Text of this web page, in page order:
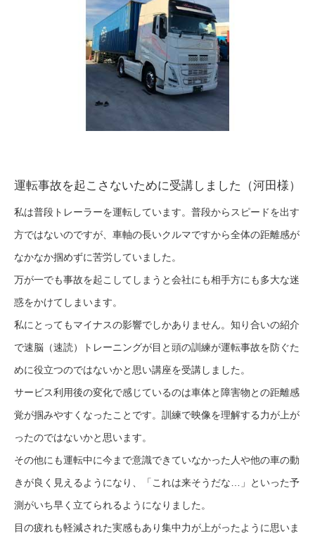
運転事故を起こさないために受講しました（河田様）
私は普段トレーラーを運転しています。普段からスピードを出す
⽅ではないのですが、車軸の長いクルマですから全体の距離感が
なかなか掴めずに苦労していました。
万が⼀でも事故を起こしてしまうと会社にも相⼿⽅にも多⼤な迷
惑をかけてしまいます。
私にとってもマイナスの影響でしかありません。知り合いの紹介
で速脳（速読）トレーニングが⽬と頭の訓練が運転事故を防ぐた
めに役⽴つのではないかと思い講座を受講しました。
サービス利⽤後の変化で感じているのは⾞体と障害物との距離感
覚が掴みやすくなったことです。訓練で映像を理解する⼒が上が
ったのではないかと思います。
その他にも運転中に今まで意識できていなかった⼈や他の⾞の動
きが良く⾒えるようになり、「これは来そうだな…」といった予
測がいち早く⽴てられるようになりました。
⽬の疲れも軽減された実感もあり集中⼒が上がったように思いま